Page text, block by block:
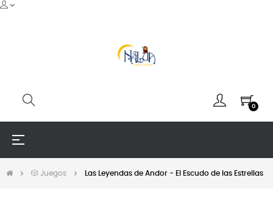
0
Navegación
☰
🎲 Juegos Las Leyendas de Andor - El Escudo de las Estrellas